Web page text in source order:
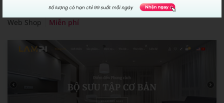
Web Shop Miễn phí